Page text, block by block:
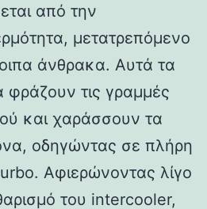
από την
μετατρεπόμενο
άνθρακα. Αυτά τα
φράζουν τις γραμμές
και χαράσσουν τα
οδηγώντας σε πλήρη
Αφιερώνοντας λίγο
του intercooler,